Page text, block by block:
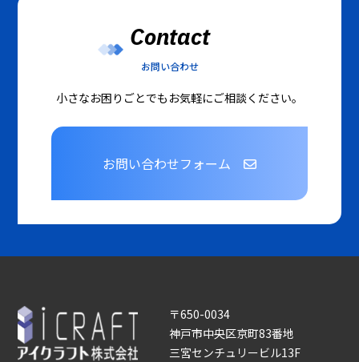
Contact
お問い合わせ
小さなお困りごとでもお気軽にご相談ください。
お問い合わせフォーム
〒650-0034
神戸市中央区京町83番地
三宮センチュリービル13F